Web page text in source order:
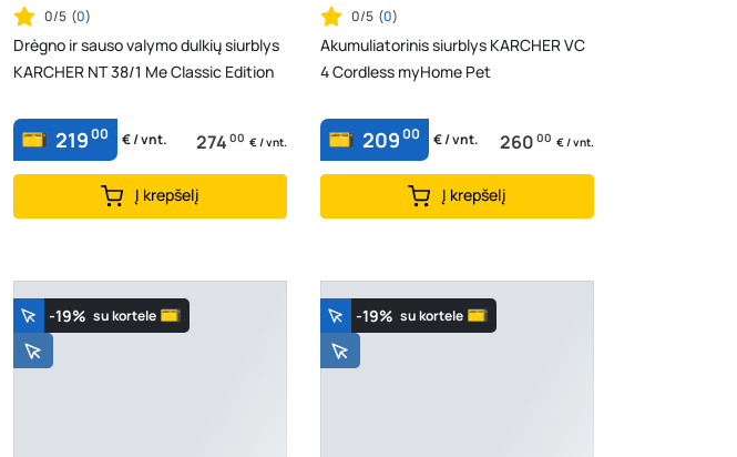
0/5 (0)
Drėgno ir sauso valymo dulkių siurblys
KARCHER NT 38/1 Me Classic Edition
21900 € / vnt. 274 00 € / vnt.
Į krepšelį
0/5 (0)
Akumuliatorinis siurblys KARCHER VC
4 Cordless myHome Pet
20900 € / vnt. 260 00 € / vnt.
Į krepšelį
-19% su kortele -19% su kortele